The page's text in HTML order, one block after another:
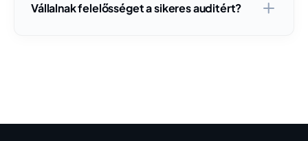
Vállalnak felelősséget a sikeres auditért?